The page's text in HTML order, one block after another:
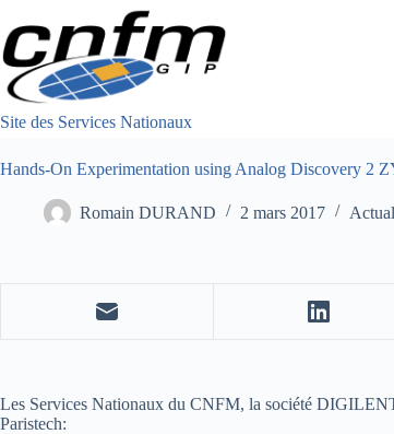
au
contenu
Site des Services Nationaux
Hands-On Experimentation using Analog Discovery 2
Romain DURAND 2 mars 2017
Les Services Nationaux du CNFM, la société
Paristech: